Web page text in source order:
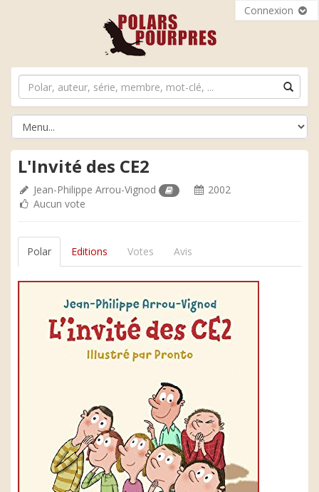
Connexion
L'Invité des CE2
Jean-Philippe Arrou-Vignod
2002
Aucun vote
Polar Editions Votes Avis